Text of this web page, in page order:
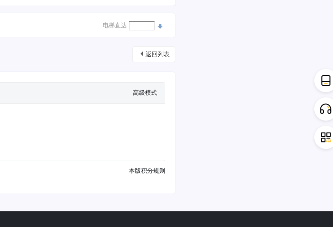
电梯直达
返回列表
高级模式
本版积分规则